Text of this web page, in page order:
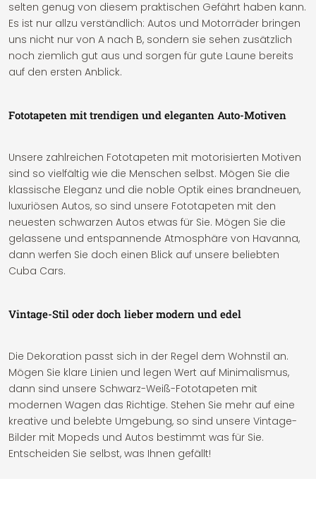
selten genug von diesem praktischen Gefährt haben kann.
Es ist nur allzu verständlich: Autos und Motorräder bringen
uns nicht nur von A nach B, sondern sie sehen zusätzlich
noch ziemlich gut aus und sorgen für gute Laune bereits
auf den ersten Anblick.
Fototapeten mit trendigen und eleganten Auto-Motiven
Unsere zahlreichen Fototapeten mit motorisierten Motiven
sind so vielfältig wie die Menschen selbst. Mögen Sie die
klassische Eleganz und die noble Optik eines brandneuen,
luxuriösen Autos, so sind unsere Fototapeten mit den
neuesten schwarzen Autos etwas für Sie. Mögen Sie die
gelassene und entspannende Atmosphäre von Havanna,
dann werfen Sie doch einen Blick auf unsere beliebten
Cuba Cars.
Vintage-Stil oder doch lieber modern und edel
Die Dekoration passt sich in der Regel dem Wohnstil an.
Mögen Sie klare Linien und legen Wert auf Minimalismus,
dann sind unsere Schwarz-Weiß-Fototapeten mit
modernen Wagen das Richtige. Stehen Sie mehr auf eine
kreative und belebte Umgebung, so sind unsere Vintage-
Bilder mit Mopeds und Autos bestimmt was für Sie.
Entscheiden Sie selbst, was Ihnen gefällt!